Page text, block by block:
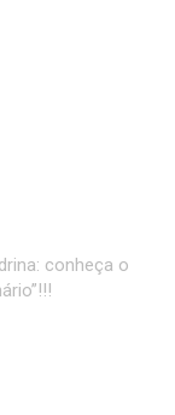
conheça o